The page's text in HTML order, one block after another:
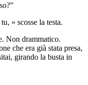
» scosse la testa.
Non drammatico.
che era già stata presa,
girando la busta in